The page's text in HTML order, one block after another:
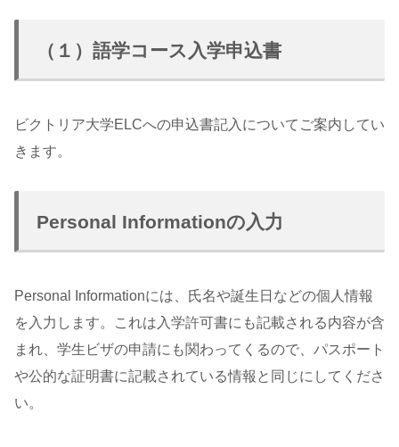
（１）語学コース入学申込書
ビクトリア大学ELCへの申込書記入についてご案内してい
きます。
Personal Informationの入力
Personal Informationには、氏名や誕生日などの個人情報
を入力します。これは入学許可書にも記載される内容が含
まれ、学生ビザの申請にも関わってくるので、パスポート
や公的な証明書に記載されている情報と同じにしてくださ
い。